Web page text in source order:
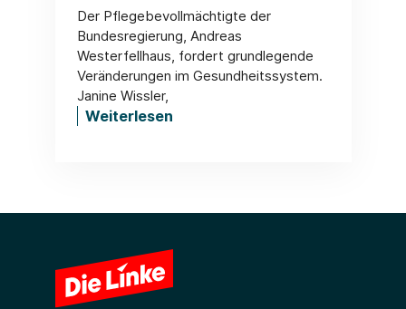
Der Pflegebevollmächtigte der
Bundesregierung, Andreas
Westerfellhaus, fordert grundlegende
Veränderungen im Gesundheitssystem.
Janine Wissler,
Weiterlesen